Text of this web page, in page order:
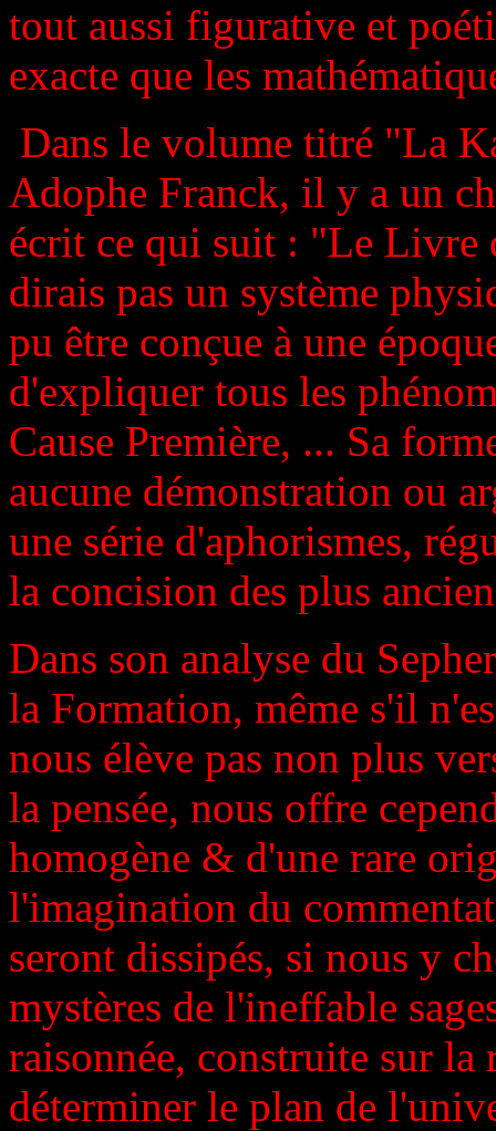
tout aussi figurative et
exacte que les
Dans le volume titré "La
Adophe Franck, il y a un
écrit ce qui suit : "Le Livre
dirais pas un système
pu être conçue à une
d'expliquer tous les
Cause Première, ... Sa
aucune démonstration ou
une série d'aphorismes,
la concision des plus
Dans son analyse du
la Formation, même s'il
nous élève pas non plus
la pensée, nous offre
homogène & d'une rare
l'imagination du
seront dissipés, si nous y
mystères de l'ineffable
raisonnée, construite sur
déterminer le plan de